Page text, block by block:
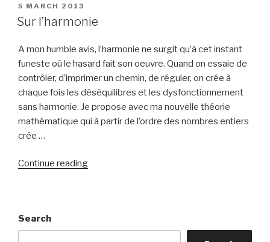
POSTED
ON
5 MARCH 2013
Sur l’harmonie
A mon humble avis, l’harmonie ne surgit qu’à cet instant
funeste où le hasard fait son oeuvre. Quand on essaie de
contrôler, d’imprimer un chemin, de réguler, on crée à
chaque fois les déséquilibres et les dysfonctionnement
sans harmonie. Je propose avec ma nouvelle théorie
mathématique qui à partir de l’ordre des nombres entiers
crée …
Continue reading“Sur
Search